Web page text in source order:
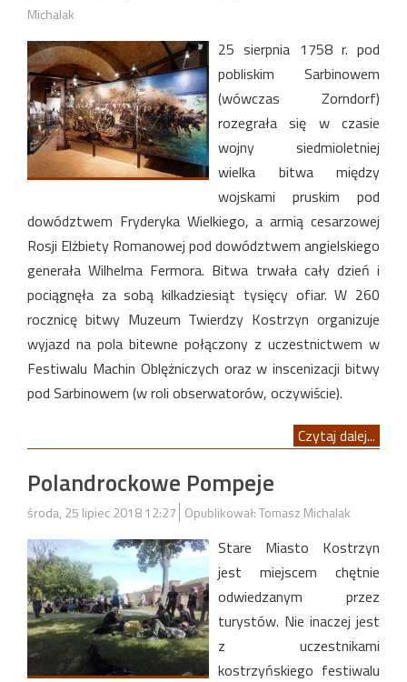
Michalak
25 sierpnia 1758 r. pod
pobliskim Sarbinowem
(wówczas Zorndorf)
rozegrała się w czasie
wojny siedmioletniej
wielka bitwa między
wojskami pruskim pod
dowództwem Fryderyka Wielkiego, a armią cesarzowej
Rosji Elżbiety Romanowej pod dowództwem angielskiego
generała Wilhelma Fermora. Bitwa trwała cały dzień i
pociągnęła za sobą kilkadziesiąt tysięcy ofiar. W 260
rocznicę bitwy Muzeum Twierdzy Kostrzyn organizuje
wyjazd na pola bitewne połączony z uczestnictwem w
Festiwalu Machin Oblężniczych oraz w inscenizacji bitwy
pod Sarbinowem (w roli obserwatorów, oczywiście).
Czytaj dalej...
Polandrockowe Pompeje
środa, 25 lipiec 2018 12:27 Opublikował: Tomasz Michalak
Stare Miasto Kostrzyn
jest miejscem chętnie
odwiedzanym przez
turystów. Nie inaczej jest
z uczestnikami
kostrzyńskiego festiwalu